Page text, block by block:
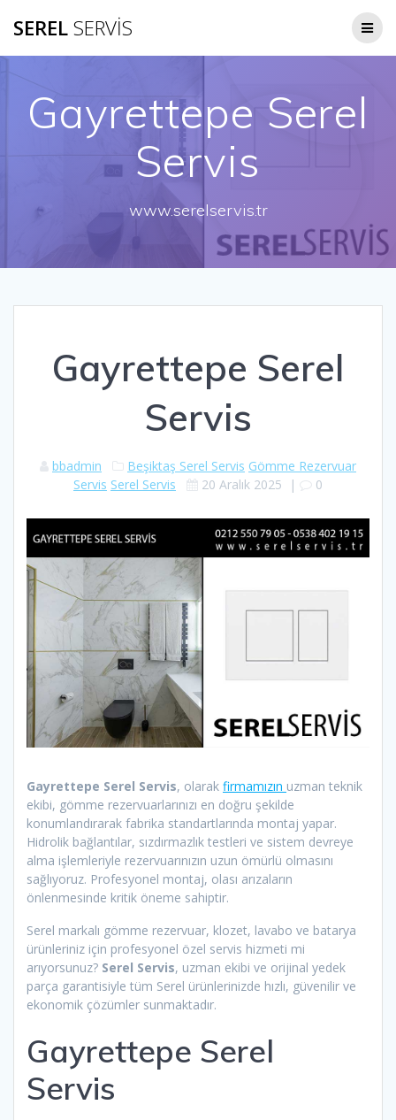
SERELSERVİS
Gayrettepe Serel
Servis
www.serelservis.tr
Gayrettepe Serel
Servis
bbadmin Beşiktaş Serel Servis Gömme Rezervuar
Servis Serel Servis 20 Aralık 2025 | 0
Gayrettepe Serel Servis, olarak firmamızın uzman teknik
ekibi, gömme rezervuarlarınızı en doğru şekilde
konumlandırarak fabrika standartlarında montaj yapar.
Hidrolik bağlantılar, sızdırmazlık testleri ve sistem devreye
alma işlemleriyle rezervuarınızın uzun ömürlü olmasını
sağlıyoruz. Profesyonel montaj, olası arızaların
önlenmesinde kritik öneme sahiptir.
Serel markalı gömme rezervuar, klozet, lavabo ve batarya
ürünleriniz için profesyonel özel servis hizmeti mi
arıyorsunuz? Serel Servis, uzman ekibi ve orijinal yedek
parça garantisiyle tüm Serel ürünlerinizde hızlı, güvenilir ve
ekonomik çözümler sunmaktadır.
Gayrettepe Serel
Servis